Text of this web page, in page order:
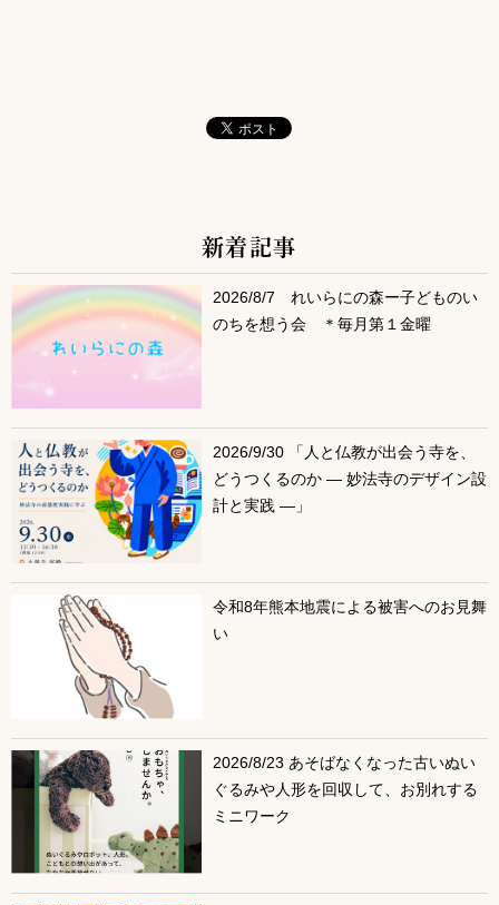
サブコンテンツ
新着記事
2026/8/7 れいらにの森ー子どものい
のちを想う会 ＊毎月第１金曜
2026/9/30 「人と仏教が出会う寺を、
どうつくるのか ― 妙法寺のデザイン設
計と実践 ―」
令和8年熊本地震による被害へのお見舞
い
2026/8/23 あそばなくなった古いぬい
ぐるみや人形を回収して、お別れする
ミニワーク